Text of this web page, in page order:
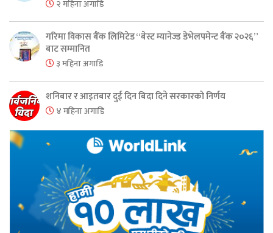
२ महिना अगाडि
गरिमा विकास बैंक लिमिटेड “बेस्ट म्यानेज्ड डेभेलपमेन्ट बैंक २०२६”
बाट सम्मानित
३ महिना अगाडि
शनिबार र आइतबार दुई दिन बिदा दिने सरकारको निर्णय
४ महिना अगाडि